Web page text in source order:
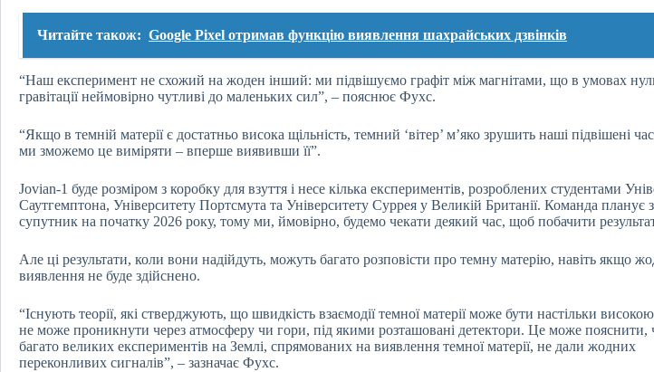
Читайте також: Google Pixel отримав функцію виявлення шахрайських дзвінків
“Наш експеримент не схожий на жоден інший: ми підвішуємо графіт між магнітами, що в умовах
гравітації неймовірно чутливі до маленьких сил”, – пояснює Фухс.
“Якщо в темній матерії є достатньо висока щільність, темний ‘вітер’ м’яко зрушить наші підвішені
ми зможемо це виміряти – вперше виявивши її”.
Jovian-1 буде розміром з коробку для взуття і несе кілька експериментів, розроблених студентами
Саутгемптона, Університету Портсмута та Університету Суррея у Великій Британії. Команда планує
супутник на початку 2026 року, тому ми, ймовірно, будемо чекати деякий час, щоб побачити
Але ці результати, коли вони надійдуть, можуть багато розповісти про темну матерію, навіть якщо
виявлення не буде здійснено.
“Існують теорії, які стверджують, що швидкість взаємодії темної матерії може бути настільки
не може проникнути через атмосферу чи гори, під якими розташовані детектори. Це може пояснити,
багато великих експериментів на Землі, спрямованих на виявлення темної матерії, не дали жодних
переконливих сигналів”, – зазначає Фухс.